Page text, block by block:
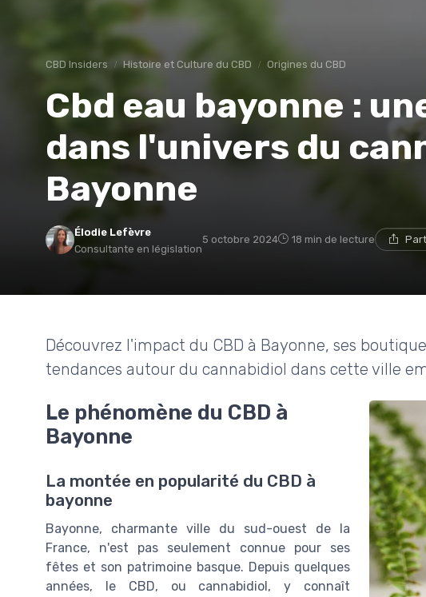
CBD Insiders Histoire et Culture du CBD Origines du CBD
Cbd eau bayonne :
dans l'univers du
Bayonne
Élodie Lefèvre
Consultante en législation
5 octobre 2024 18 min de lecture
Découvrez l'impact du CBD à Bayonne, ses
tendances autour du cannabidiol dans cette ville
Le phénomène du CBD à
Bayonne
La montée en popularité du CBD à
bayonne
Bayonne, charmante ville du sud-ouest de la
France, n'est pas seulement connue pour ses
fêtes et son patrimoine basque. Depuis quelques
années, le CBD, ou cannabidiol, y connaît